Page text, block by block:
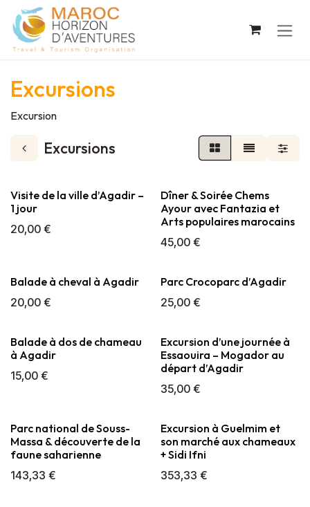
Se rendre au contenu
Excursions
Excursion
Excursions
Visite de la ville d’Agadir –
1 jour
20,00 €
Dîner & Soirée Chems
Ayour avec Fantazia et
Arts populaires marocains
45,00€
Balade à cheval à Agadir
20,00 €
Parc Crocoparc d’Agadir
25,00€
Balade à dos de chameau
à Agadir
15,00 €
Excursion d’une journée à
Essaouira – Mogador au
départ d’Agadir
35,00€
Parc national de Souss-
Massa & découverte de la
faune saharienne
143,33 €
Excursion à Guelmim et
son marché aux chameaux
+ Sidi Ifni
353,33 €